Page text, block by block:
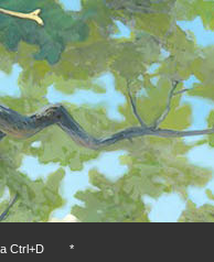
Ctrl+D *